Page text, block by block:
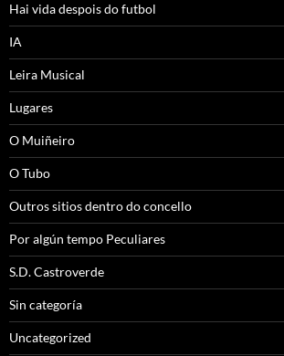
Hai vida despois do futbol
IA
Leira Musical
Lugares
O Muiñeiro
O Tubo
Outros sitios dentro do concello
Por algún tempo Peculiares
S.D. Castroverde
Sin categoría
Uncategorized